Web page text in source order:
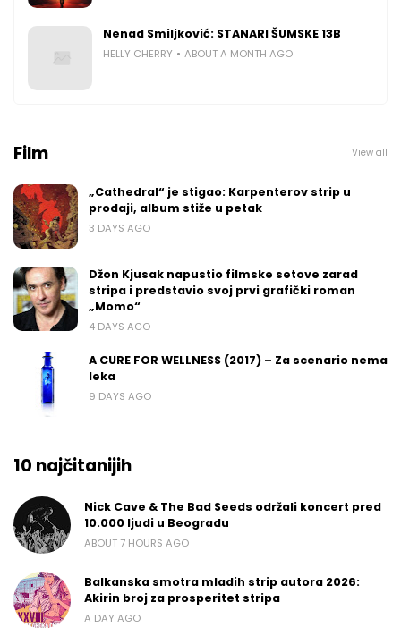
Nenad Smiljković: STANARI ŠUMSKE 13B
HELLY CHERRY ABOUT A MONTH AGO
Film View all
„Cathedral“ je stigao: Karpenterov strip u
prodaji, album stiže u petak
3 DAYS AGO
Džon Kjusak napustio filmske setove zarad
stripa i predstavio svoj prvi grafički roman
„Momo“
4 DAYS AGO
A CURE FOR WELLNESS (2017) – Za scenario nema
leka
9 DAYS AGO
10 najčitanijih
Nick Cave & The Bad Seeds održali koncert pred
10.000 ljudi u Beogradu
ABOUT 7 HOURS AGO
Balkanska smotra mladih strip autora 2026:
Akirin broj za prosperitet stripa
A DAY AGO